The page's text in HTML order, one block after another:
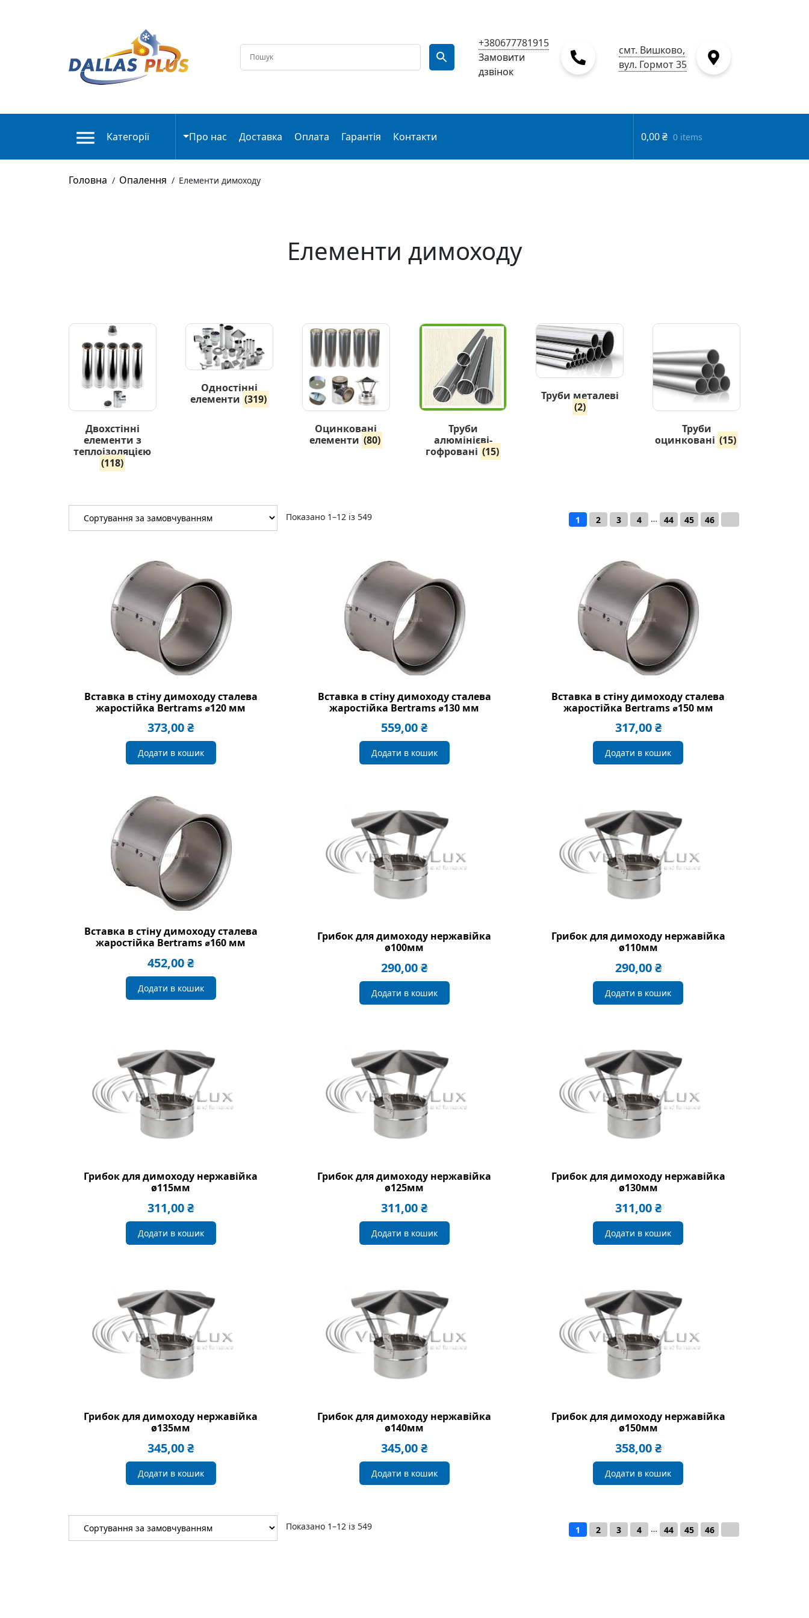
+380677781915
Замовити
дзвінок
смт. Вишково,
вул. Гормот 35
Категорії Про нас Доставка Оплата Гарантія Контакти 0,00₴ 0 items
Головна / Опалення / Елементи димоходу
Елементи димоходу
Двохстінні
елементи з
теплоізоляцією
(118)
Одностінні
елементи (319)
Оцинковані
елементи (80)
Труби
алюмінієві-
гофровані (15)
Труби металеві
(2)
Труби
оцинковані (15)
Показано 1–12 із 549 1 2 3 4 … 44 45 46
Вставка в стіну димоходу сталева
жаростійка Bertrams ⌀120 мм
373,00₴
Додати в кошик
Вставка в стіну димоходу сталева
жаростійка Bertrams ⌀130 мм
559,00₴
Додати в кошик
Вставка в стіну димоходу сталева
жаростійка Bertrams ⌀150 мм
317,00₴
Додати в кошик
Вставка в стіну димоходу сталева
жаростійка Bertrams ⌀160 мм
452,00₴
Додати в кошик
Грибок для димоходу нержавійка
ø100мм
290,00₴
Додати в кошик
Грибок для димоходу нержавійка
ø110мм
290,00₴
Додати в кошик
Грибок для димоходу нержавійка
ø115мм
311,00₴
Додати в кошик
Грибок для димоходу нержавійка
ø125мм
311,00₴
Додати в кошик
Грибок для димоходу нержавійка
ø130мм
311,00₴
Додати в кошик
Грибок для димоходу нержавійка
ø135мм
345,00₴
Додати в кошик
Грибок для димоходу нержавійка
ø140мм
345,00₴
Додати в кошик
Грибок для димоходу нержавійка
ø150мм
358,00₴
Додати в кошик
Показано 1–12 із 549 1 2 3 4 … 44 45 46